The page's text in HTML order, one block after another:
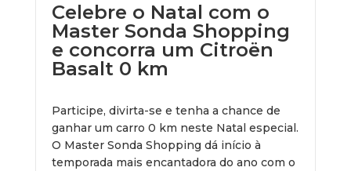
Celebre o Natal com o
Master Sonda Shopping
e concorra um Citroën
Basalt 0 km
Participe, divirta-se e tenha a chance de
ganhar um carro 0 km neste Natal especial.
O Master Sonda Shopping dá início à
temporada mais encantadora do ano com o